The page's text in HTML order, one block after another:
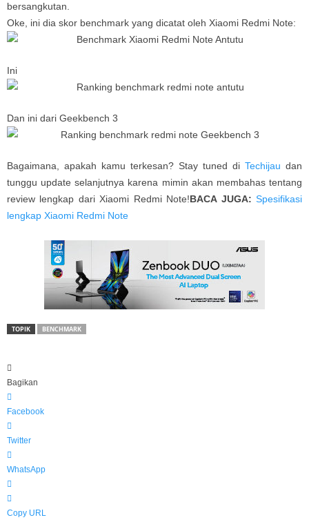
bersangkutan.
Oke, ini dia skor benchmark yang dicatat oleh Xiaomi Redmi Note:
Ini
Dan ini dari Geekbench 3
Bagaimana, apakah kamu terkesan? Stay tuned di Techijau dan
tunggu update selanjutnya karena mimin akan membahas tentang
review lengkap dari Xiaomi Redmi Note!BACA JUGA: Spesifikasi
lengkap Xiaomi Redmi Note
TOPIK BENCHMARK
Bagikan
Facebook
Twitter
WhatsApp
Copy URL